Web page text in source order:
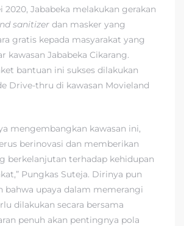
2020, Jababeka melakukan gerakan
sanitizer dan masker yang
gratis kepada masyarakat yang
kawasan Jababeka Cikarang.
bantuan ini sukses dilakukan
Drive-thru di kawasan Movieland
mengembangkan kawasan ini,
berinovasi dan memberikan
berkelanjutan terhadap kehidupan
Pungkas Suteja. Dirinya pun
bahwa upaya dalam memerangi
dilakukan secara bersama
penuh akan pentingnya pola